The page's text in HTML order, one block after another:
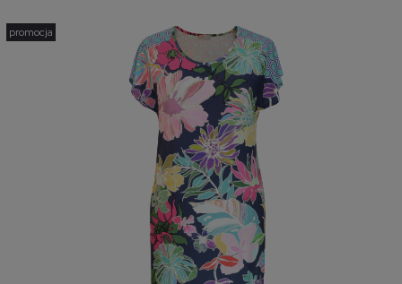
promocja